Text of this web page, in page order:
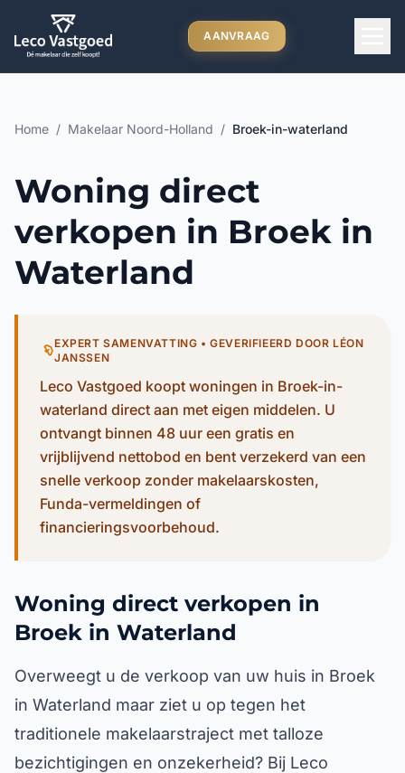
Ga direct naar inhoud
AANVRAAG
Home / Makelaar Noord-Holland / Broek-in-waterland
Woning direct
verkopen in Broek in
Waterland
EXPERT SAMENVATTING • GEVERIFIEERD DOOR LÉON
JANSSEN
Leco Vastgoed koopt woningen in Broek-in-
waterland direct aan met eigen middelen. U
ontvangt binnen 48 uur een gratis en
vrijblijvend nettobod en bent verzekerd van een
snelle verkoop zonder makelaarskosten,
Funda-vermeldingen of
financieringsvoorbehoud.
Woning direct verkopen in
Broek in Waterland
Overweegt u de verkoop van uw huis in Broek
in Waterland maar ziet u op tegen het
traditionele makelaarstraject met talloze
bezichtigingen en onzekerheid? Bij Leco